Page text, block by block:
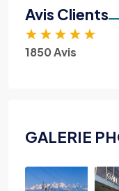
Avis Clients
★ ★ ★ ★ ★
1850 Avis
GALERIE